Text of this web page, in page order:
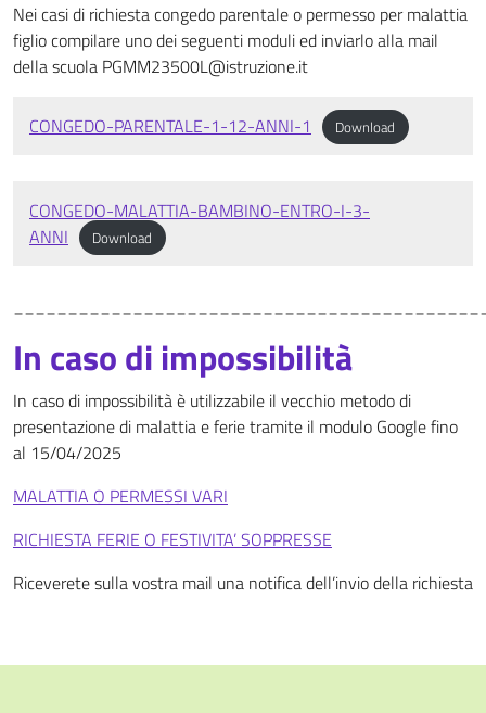
Nei casi di richiesta congedo parentale o permesso per malattia
figlio compilare uno dei seguenti moduli ed inviarlo alla mail
della scuola PGMM23500L@istruzione.it
CONGEDO-PARENTALE-1-12-ANNI-1 Download
CONGEDO-MALATTIA-BAMBINO-ENTRO-I-3-
ANNI
Download
In caso di impossibilità
In caso di impossibilità è utilizzabile il vecchio metodo di
presentazione di malattia e ferie tramite il modulo Google fino
al 15/04/2025
MALATTIA O PERMESSI VARI
RICHIESTA FERIE O FESTIVITA’ SOPPRESSE
Riceverete sulla vostra mail una notifica dell’invio della richiesta